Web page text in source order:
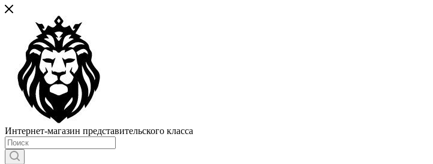
Интернет-магазин представительского класса